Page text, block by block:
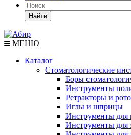
Найти
МЕНЮ
Каталог
Стоматологические
Боры
Инструменты
Ретракторы и
Иглы и шприцы
Инструменты для
Инструменты для